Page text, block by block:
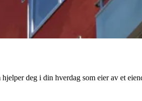
deg i din hverdag som eier av et